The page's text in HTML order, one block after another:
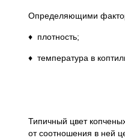
Определяющими
♦ плотность;
♦ температура в
Типичный цвет
от соотношения в ней